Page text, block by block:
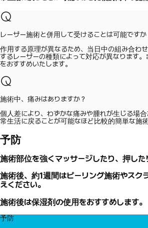
レーザー施術と併用して受けることは可能ですか
作用する原理が異なるため、当日中の組み合わ
するレーザーの種類によって対応が異なります
をおすすめいたします。
施術中、痛みはありますか？
個人差により、わずかな痛みや腫れが生じる場
常生活に戻ることが可能なほど比較的簡単な施術
予防
施術部位を強くマッサージしたり、押した
施術後、約1週間はピーリング施術やスク
えください。
施術後は保湿剤の使用をおすすめします。
予防